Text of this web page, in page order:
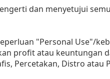
dan menyetujui
"Personal Use"/
profit atau keuntungan
Percetakan, Distro atau